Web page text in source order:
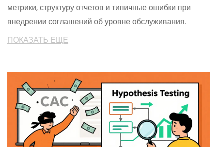
метрики, структуру отчетов и типичные ошибки при
внедрении соглашений об уровне обслуживания.
ПОКАЗАТЬ ЕЩЕ